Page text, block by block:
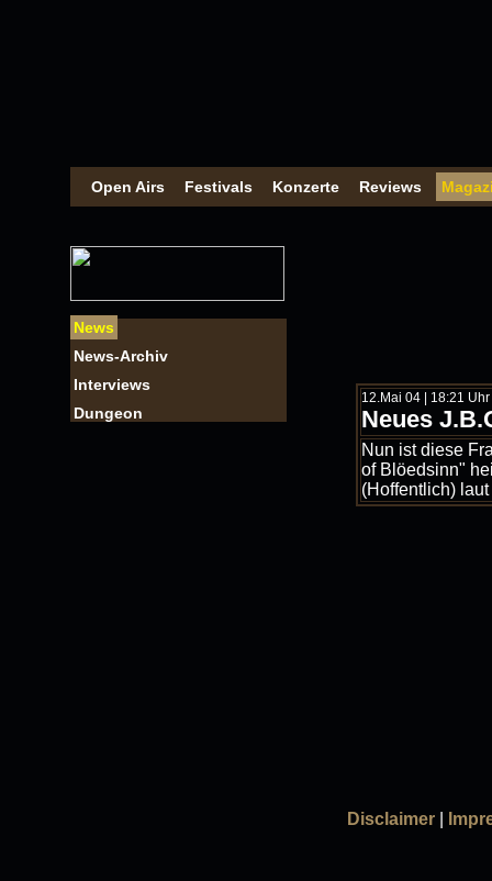
Open Airs Festivals Konzerte Reviews
News
News-Archiv
Interviews
Dungeon
12.Mai 04 | 18:21
Neues
Nun ist diese
of Blöedsinn"
(Hoffentlich)
Disclaimer|